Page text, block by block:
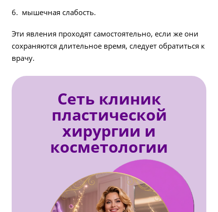
мышечная слабость.
Эти явления проходят самостоятельно, если же они
сохраняются длительное время, следует обратиться к
врачу.
Сеть клиник
пластической
хирургии и
косметологии